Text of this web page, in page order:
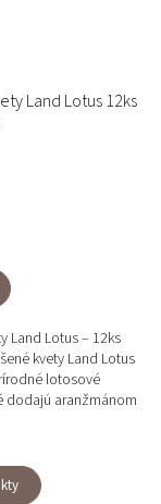
Land Lotus 12ks
Land Lotus – 12ks
kvety Land Lotus
lotosové
dodajú aranžmánom